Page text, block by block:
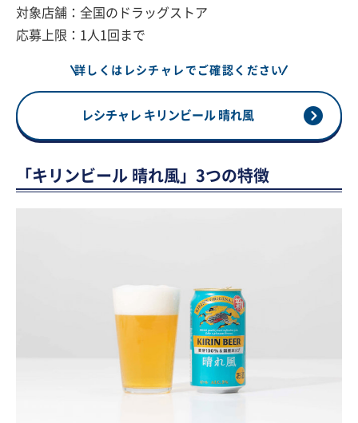
対象店舗：全国のドラッグストア
応募上限：1人1回まで
詳しくはレシチャレでご確認ください
レシチャレ キリンビール 晴れ風
「キリンビール 晴れ風」3つの特徴